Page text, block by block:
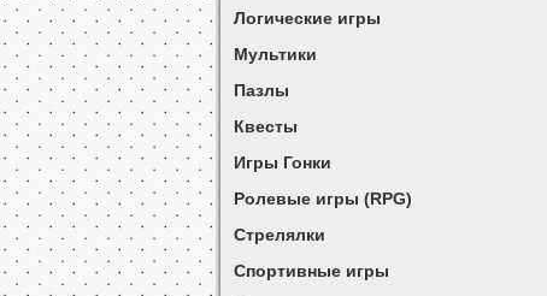
Логические игры
Мультики
Пазлы
Квесты
Игры Гонки
Ролевые игры (RPG)
Стрелялки
Спортивные игры